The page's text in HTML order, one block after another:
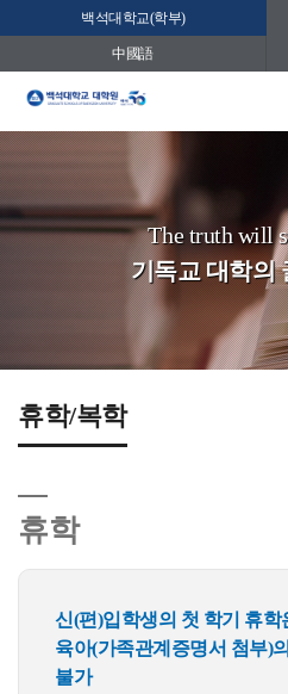
백석대학교(학부)
中國語
The truth will
기독교 대학의
휴학/복학
휴학
신(편)입학생의 첫 학기 휴
육아(가족관계증명서 첨부)
불가